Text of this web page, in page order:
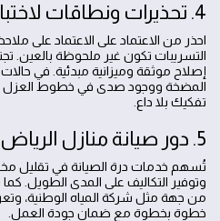
4. تحذيرات ونطاقات لاختبار التسريبات
احذر من الاعتماد على الاعتماد على
التسريبات تكون غير ملحوظة بالعين.
إصلاح موثقة وميزانية مبدئية. في
المضخة ووجود صدى في خطوط العزل
تفكيك بلا داع.
5. دور صيانة منازل الرياض كخيار موثوق
تُسهم خدمات درة الصيانة في تقليل
وتوفير التكاليف على المدى الطويل. كما
من جهة مثل شركة المياه الوطنية،
خطوة بخطوة مع ضمان جودة العمل.